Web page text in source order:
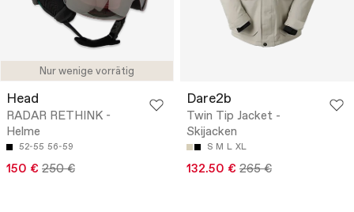
Nur wenige vorrätig
Head
RADAR RETHINK -
Helme
52-55 56-59
150 € 250 €
Dare2b
Twin Tip Jacket -
Skijacken
S M L XL
132.50 € 265 €